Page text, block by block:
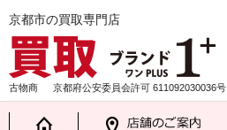
京都市の買取専門店
古物商 京都府公安委員会許可 611092030036号